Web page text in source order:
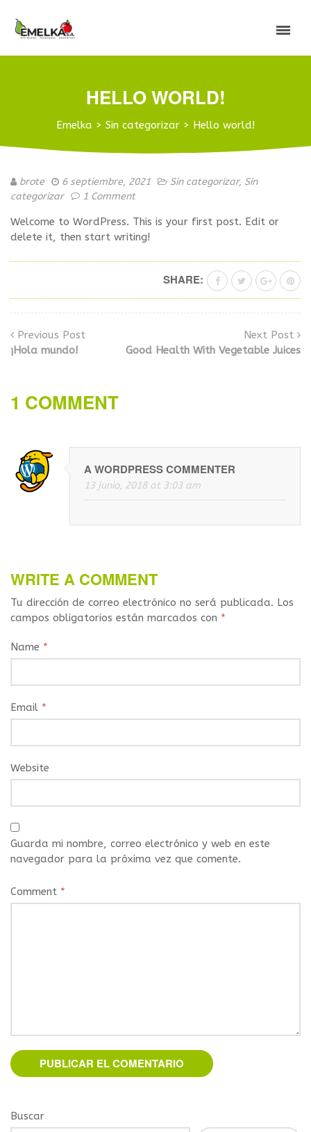
HELLO WORLD!
Emelka > Sin categorizar > Hello world!
brote 6 septiembre, 2021 Sin categorizar, Sin
categorizar
1 Comment
Welcome to WordPress. This is your first post. Edit or
delete it, then start writing!
SHARE:
Previous Post
¡Hola mundo!
Next Post
Good Health With Vegetable Juices
1 COMMENT
A WORDPRESS COMMENTER
13 junio, 2018 at 3:03 am
WRITE A COMMENT
Tu dirección de correo electrónico no será publicada. Los
campos obligatorios están marcados con *
Name *
Email *
Website
Guarda mi nombre, correo electrónico y web en este
navegador para la próxima vez que comente.
Comment *
Buscar